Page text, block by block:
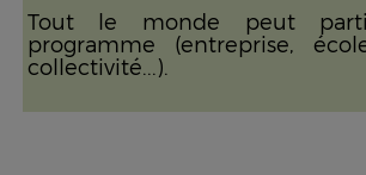
Tout le monde peut
programme (entreprise,
collectivité...).